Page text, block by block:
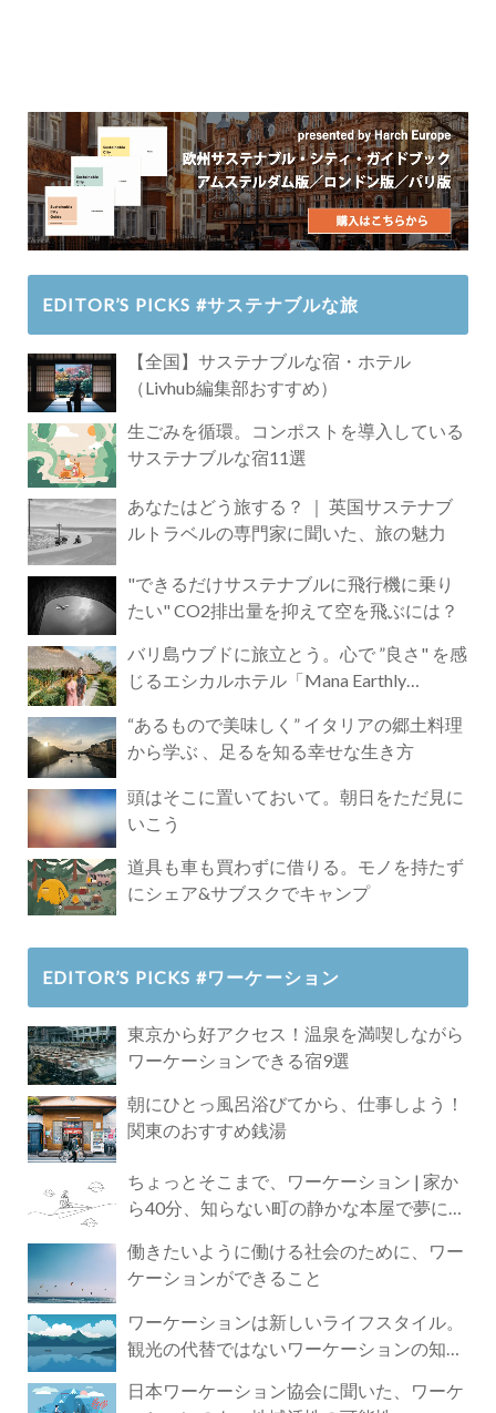
EDITOR’S PICKS #サステナブルな旅
【全国】サステナブルな宿・ホテル
（Livhub編集部おすすめ）
生ごみを循環。コンポストを導入している
サステナブルな宿11選
あなたはどう旅する？ ｜ 英国サステナブ
ルトラベルの専門家に聞いた、旅の魅力
"できるだけサステナブルに飛行機に乗り
たい" CO2排出量を抑えて空を飛ぶには？
バリ島ウブドに旅立とう。心で ”良さ" を感
じるエシカルホテル「Mana Earthly
“あるもので美味しく” イタリアの郷土料理
から学ぶ 、足るを知る幸せな生き方
頭はそこに置いておいて。朝日をただ見に
いこう
道具も車も買わずに借りる。モノを持たず
にシェア&サブスクでキャンプ
EDITOR’S PICKS #ワーケーション
東京から好アクセス！温泉を満喫しながら
ワーケーションできる宿9選
朝にひとっ風呂浴びてから、仕事しよう！
関東のおすすめ銭湯
ちょっとそこまで、ワーケーション | 家か
ら40分、知らない町の静かな本屋で夢に近
働きたいように働ける社会のために、ワー
ケーションができること
ワーケーションは新しいライフスタイル。
観光の代替ではないワーケーションの知ら
日本ワーケーション協会に聞いた、ワーケ